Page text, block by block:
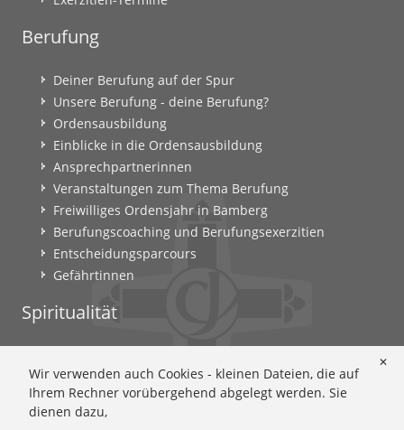
Berufung
Deiner Berufung auf der Spur
Unsere Berufung - deine Berufung?
Ordensausbildung
Einblicke in die Ordensausbildung
Ansprechpartnerinnen
Veranstaltungen zum Thema Berufung
Freiwilliges Ordensjahr in Bamberg
Berufungscoaching und Berufungsexerzitien
Entscheidungsparcours
Gefährtinnen
Spiritualität
Ignatianisch beten: Wie geht das? Eine Anleitung
Ignatianisch und weiblich: Mary Wards Spiritualität
Mary-Ward: Geschichte und Texte im Überblick
✕
Wir verwenden auch Cookies - kleinen Dateien, die auf
Ihrem Rechner vorübergehend abgelegt werden. Sie
dienen dazu,